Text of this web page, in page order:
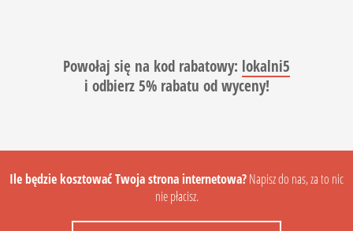
Powołaj się na kod rabatowy: lokalni5
i odbierz 5% rabatu od wyceny!
Ile będzie kosztować Twoja strona internetowa?Napisz do nas, za to nic
nie płacisz.